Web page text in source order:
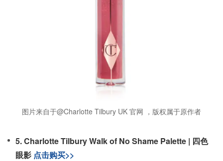
图片来自于@Charlotte Tilbury UK 官网 ，版权属于原作者
5. Charlotte Tilbury Walk of No Shame Palette | 四色
眼影 点击购买>>